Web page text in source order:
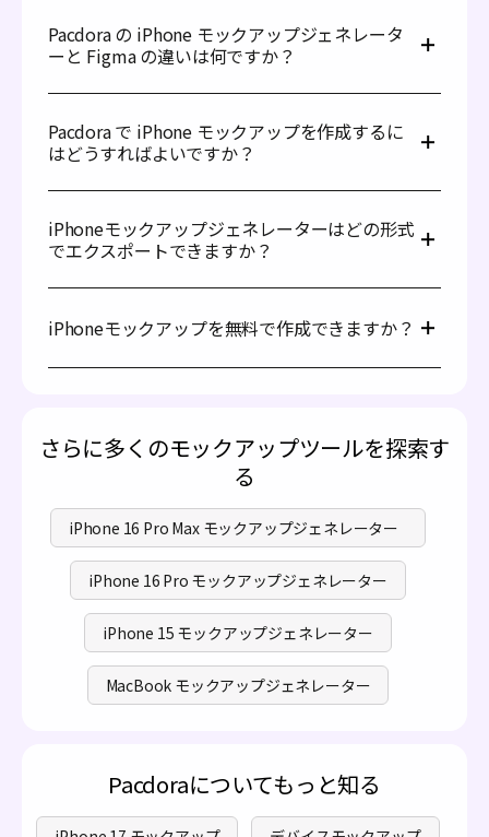
特徴が必要です：豊富な iPhone モックアップの選択肢、
オンラインで利用可能、使いやすさ、カスタマイズ機能、
そしてリアルな 3D 効果を作成できること。Pacdora はこ
Pacdora の iPhone モックアップジェネレータ
ーと Figma の違いは何ですか？
は、異なるデザインニーズに対応しています。Pacdora は
リアリスティックなモックアップの作成に特化しており、
カスタマイズ可能な機能付きで、iPhone デザインをリア
一方で、Figma は主に UI/UX プロジェクトや共同デザイ
ン作業に使われる多用途なデザインツールです。Figma
では 2D デザインを作成できますが、Pacdora が提供する
Pacdora が最適です！
Pacdora で iPhone モックアップを作成するに
はどうすればよいですか？
テップだけで済みます：
1. iPhone モックアップを選択します；
2. iPhoneデザインをアップロードします。モックアップ
3. 4K PNG/JPG画像またはMP4動画としてエクスポートし
ます。
iPhoneモックアップジェネレーターはどの形式
でエクスポートできますか？
をサポートしています。それぞれのシナリオに合った形式
を選択してください。
iPhoneモックアップを無料で作成できますか？
きます。追加のプレミアム機能が必要であれば、
価格ペー
ジ で詳細をご確認ください。
さらに多くのモックアップツールを探索す
る
iPhone 16 Pro Max モックアップジェネレーター
iPhone 16 Pro モックアップジェネレーター
iPhone 15 モックアップジェネレーター
MacBook モックアップジェネレーター
Pacdoraについてもっと知る